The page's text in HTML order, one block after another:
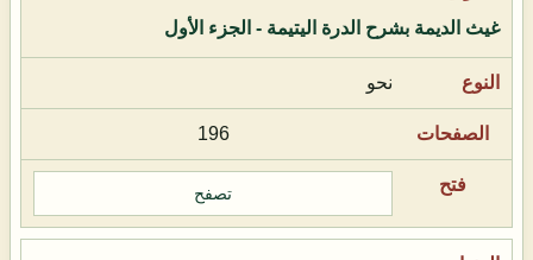
غيث الديمة بشرح الدرة اليتيمة - الجزء الأول
نحو
196
تصفح